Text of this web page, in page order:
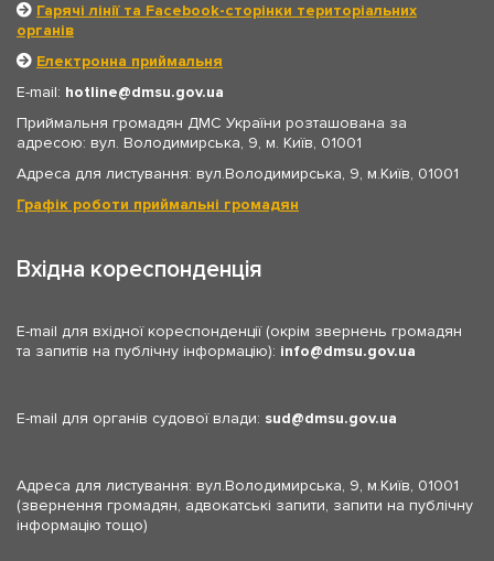
Гарячі лінії та Facebook-сторінки територіальних
органів
Електронна приймальня
E-mail: hotline
dmsu.gov.ua
Приймальня громадян ДМС України розташована за
адресою: вул. Володимирська, 9, м. Київ, 01001
Адреса для листування: вул.Володимирська, 9, м.Київ, 01001
Графік роботи приймальні громадян
Вхідна кореспонденція
E-mail для вхідної кореспонденції (окрім звернень громадян
та запитів на публічну інформацію): info dmsu.gov.ua
E-mail для органів судової влади: sud dmsu.gov.ua
Адреса для листування: вул.Володимирська, 9, м.Київ, 01001
(звернення громадян, адвокатські запити, запити на публічну
інформацію тощо)